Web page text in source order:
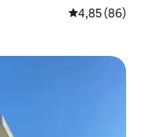
Միջին
4,85 (86)